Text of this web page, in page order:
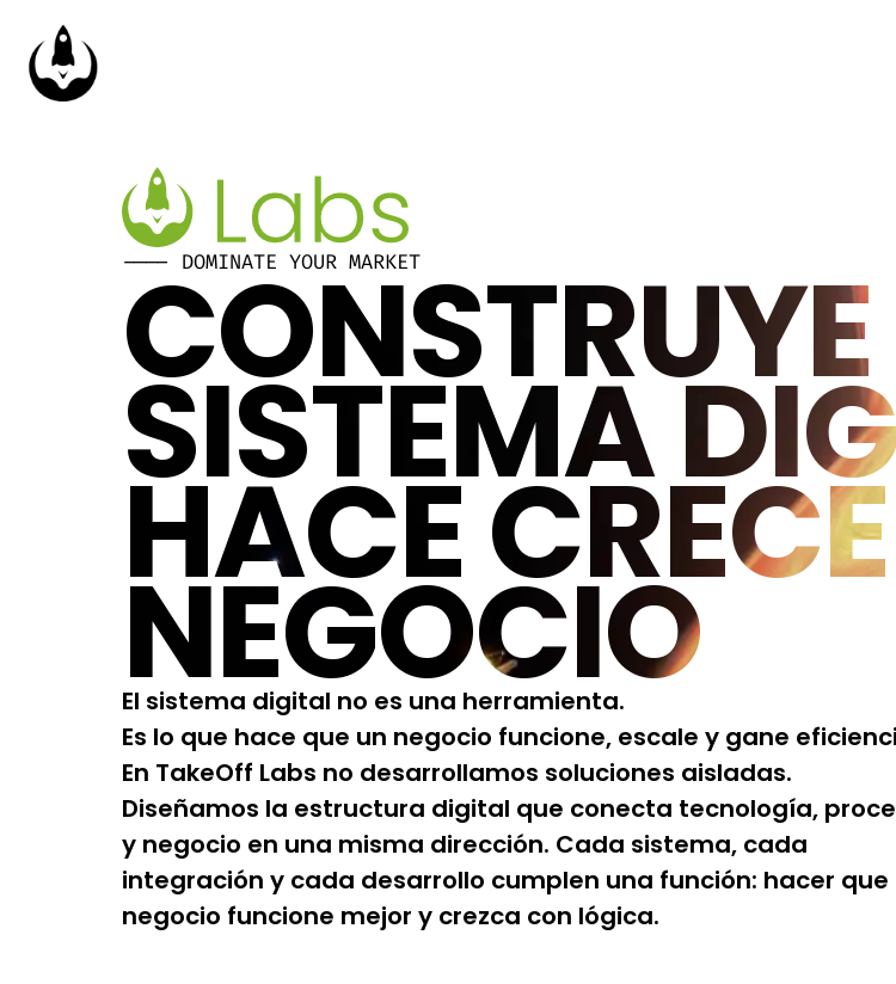
---- DOMINATE YOUR MARKET
CONSTRUYE
SISTEMA
HACE
NEGOCIO
El sistema digital no es una herramienta.
Es lo que hace que un negocio funcione, escale y gane
En TakeOff Labs no desarrollamos soluciones aisladas.
Diseñamos la estructura digital que conecta tecnología,
y negocio en una misma dirección. Cada sistema, cada
integración y cada desarrollo cumplen una función: hacer que
negocio funcione mejor y crezca con lógica.